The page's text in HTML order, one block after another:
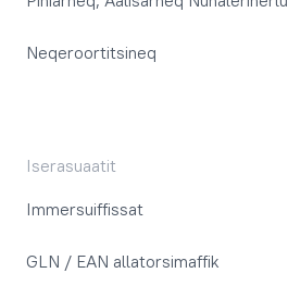
Neqeroortitsineq
Iserasuaatit
Immersuiffissat
GLN / EAN allatorsimaffik